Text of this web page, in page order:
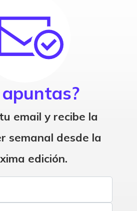
apuntas?
email y recibe la
semanal desde la
edición.